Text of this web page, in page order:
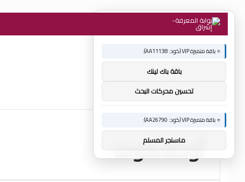
الرئيسية/أوكلاهوما
أوكلاهوما
🚀 توصيات :
⭐ باقة متميزة VIP (كود: AA11138):
باقة باك لينك
تحسين محركات البحث
⭐ باقة متميزة VIP (كود: AA26790):
ماسنجر المسلم